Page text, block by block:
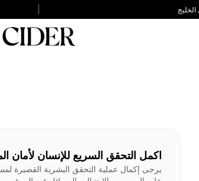
اكمل التحقق السريع للإنسان لأمان
يرجى إكمال عملية التحقق البشرية القصيرة